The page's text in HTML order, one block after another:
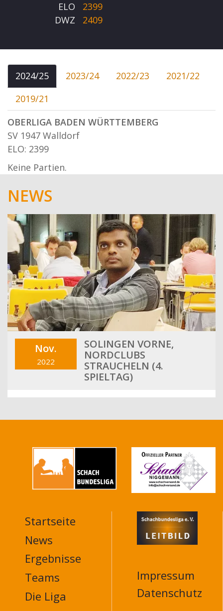
ELO
2399
DWZ
2409
2024/25 2023/24 2022/23
2021/22
2019/21
OBERLIGA BADEN WÜRTTEMBERG
SV 1947 Walldorf
ELO: 2399
Keine Partien.
NEWS
Nov.
2022
SOLINGEN VORNE,
NORDCLUBS
STRAUCHELN (4.
SPIELTAG)
MAIN
NAVIGATION
FOOTER
Startseite
News
Ergebnisse
Teams
Die Liga
Impressum
Datenschutz